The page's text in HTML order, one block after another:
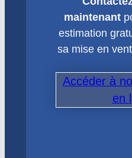
maintenant
estimation
sa mise en
Accéder à
en